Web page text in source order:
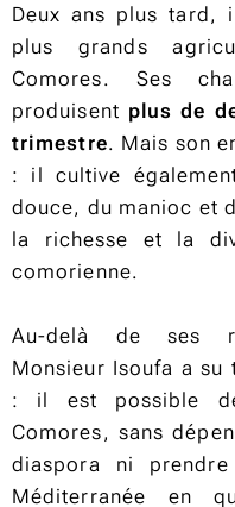
Deux ans plus tard,
plus grands
Comores. Ses
produisent plus de
trimestre. Mais son
: il cultive
douce, du manioc et
la richesse et la
comorienne.
Au-delà de ses
Monsieur Isoufa a su
: il est possible
Comores, sans
diaspora ni
Méditerranée en